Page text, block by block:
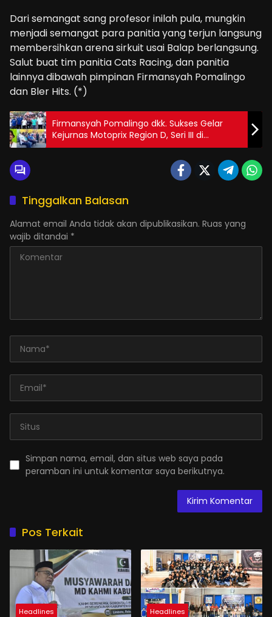
Dari semangat sang profesor inilah pula, mungkin
menjadi semangat para panitia yang terjun langsung
membersihkan arena sirkuit usai Balap berlangsung.
Salut buat tim panitia Cats Racing, dan panitia
lainnya dibawah pimpinan Firmansyah Pomalingo
dan Bler Hits. (*)
Firmansyah Pomalingo dkk. Sukses Gelar
Kejurnas Motoprix Region D, Seri III di
Gorontalo
Tinggalkan Balasan
Alamat email Anda tidak akan dipublikasikan. Ruas yang
wajib ditandai *
Simpan nama, email, dan situs web saya pada
peramban ini untuk komentar saya berikutnya.
Pos Terkait
Headlines Headlines